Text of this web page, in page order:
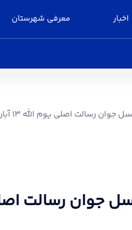
اخبار معرفی شهرستان
رسالت اصلی یوم الله ۱۳ آبان است
جوان رسالت